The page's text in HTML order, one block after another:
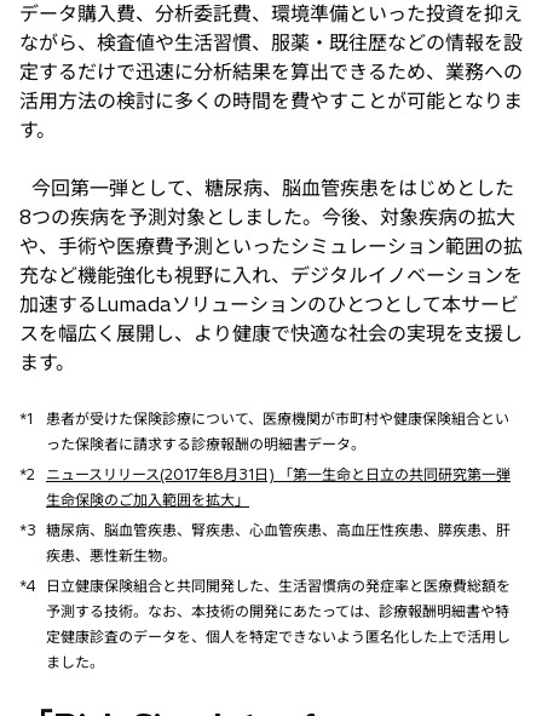
データ購入費、分析委託費、環境準備といった投資を抑え
ながら、検査値や生活習慣、服薬・既往歴などの情報を設
定するだけで迅速に分析結果を算出できるため、業務への
活用方法の検討に多くの時間を費やすことが可能となりま
す。
今回第一弾として、糖尿病、脳血管疾患をはじめとした
8つの疾病を予測対象としました。今後、対象疾病の拡大
や、手術や医療費予測といったシミュレーション範囲の拡
充など機能強化も視野に入れ、デジタルイノベーションを
加速するLumadaソリューションのひとつとして本サービ
スを幅広く展開し、より健康で快適な社会の実現を支援し
ます。
*1
患者が受けた保険診療について、医療機関が市町村や健康保険組合とい
った保険者に請求する診療報酬の明細書データ。
*2
ニュースリリース(2017年8月31日) 「第一生命と日立の共同研究第一弾
生命保険のご加入範囲を拡大」
*3 糖尿病、脳血管疾患、腎疾患、心血管疾患、高血圧性疾患、膵疾患、肝
疾患、悪性新生物。
*4
日立健康保険組合と共同開発した、生活習慣病の発症率と医療費総額を
予測する技術。なお、本技術の開発にあたっては、診療報酬明細書や特
定健康診査のデータを、個人を特定できないよう匿名化した上で活用し
ました。